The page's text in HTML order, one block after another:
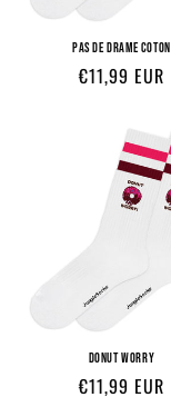
PAS DE DRAME COTON
Prix
€11,99 EUR
DONUT WORRY
Prix
€11,99 EUR